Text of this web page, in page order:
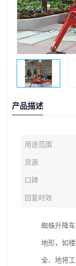
产品描述
用途范围
货源
口碑
回复时效
蜘蛛升降
地形，如
全、地将